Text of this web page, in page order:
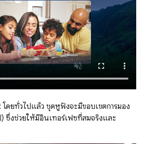
: โดยทั่วไปแล้ว ชุดหูฟังจะมีขอบเขตการมอง
) ซึ่งช่วยให้มีอินเทอร์เฟซที่สมจริงและ